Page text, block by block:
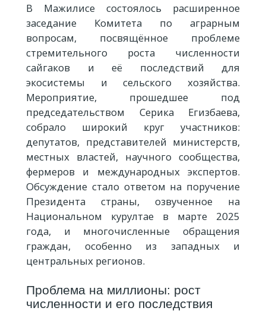
В Мажилисе состоялось расширенное
заседание Комитета по аграрным
вопросам, посвящённое проблеме
стремительного роста численности
сайгаков и её последствий для
экосистемы и сельского хозяйства.
Мероприятие, прошедшее под
председательством Серика Егизбаева,
собрало широкий круг участников:
депутатов, представителей министерств,
местных властей, научного сообщества,
фермеров и международных экспертов.
Обсуждение стало ответом на поручение
Президента страны, озвученное на
Национальном курултае в марте 2025
года, и многочисленные обращения
граждан, особенно из западных и
центральных регионов.
Проблема на миллионы: рост
численности и его последствия